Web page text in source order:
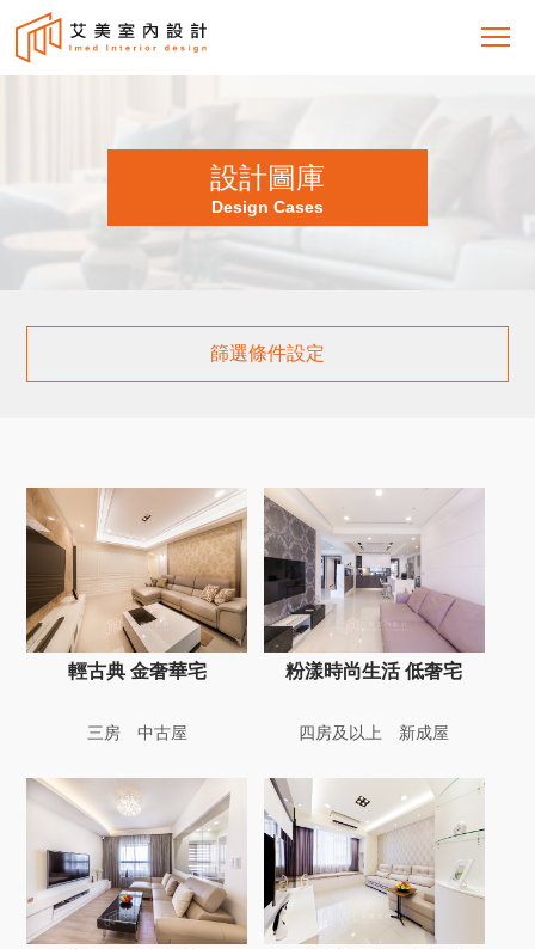
設計圖庫
Design Cases
篩選條件設定
輕古典 金奢華宅
三房 中古屋
粉漾時尚生活 低奢宅
四房及以上 新成屋